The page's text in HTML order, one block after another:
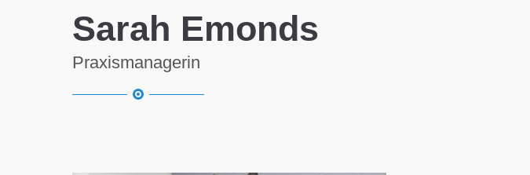
Sarah Emonds
Praxismanagerin